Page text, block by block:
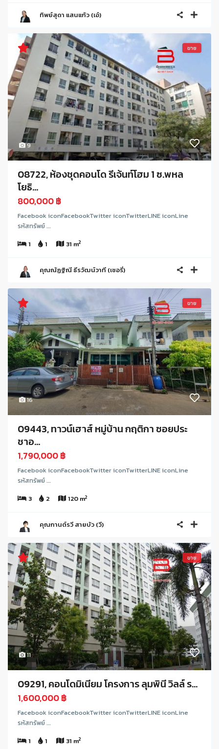
ทิพย์สุดา แสนแก้ว (เอ๋)
9
ขาย
08722, ห้องชุดคอนโด รีเจ้นท์โฮม 1 ซ.พหล
โยธิ...
800,000 ฿
Facebook iconFacebookTwitter iconTwitterLINE iconLine
รหัสทรัพย์ ...
1
1 31 m2
คุณณัฏฐิณี ธีรวัฒน์วาที (เชอรี่)
16
ขาย
09443, ทาวน์เฮาส์ หมู่บ้าน กฤติกา ซอยประ
ชาอ...
1,790,000 ฿
Facebook iconFacebookTwitter iconTwitterLINE iconLine
รหัสทรัพย์ ...
3
2 120 m2
คุณกานต์รวี สายบัว (วี)
11
ขาย
09291, คอนโดมิเนียม โครงการ ลุมพินี วิลล์ ร...
1,600,000 ฿
Facebook iconFacebookTwitter iconTwitterLINE iconLine
รหัสทรัพย์ ...
1
1 31 m2